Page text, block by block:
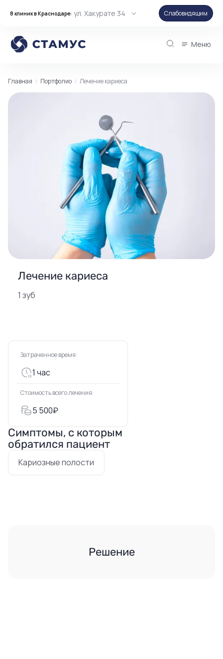
8 клиник в Краснодаре: ул. Хакурате 34 Слабовидящим
Меню
Главная Портфолио Лечение кариеса
Лечение кариеса
1 зуб
Затраченное время:
1 час
Стоимость всего лечения:
5 500₽
Симптомы, с которым
обратился пациент
Кариозные полости
Решение